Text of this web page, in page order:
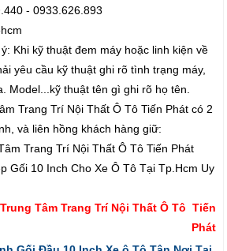
- 0933.626.893
Khi kỹ thuật đem máy hoặc linh kiện về
yêu cầu kỹ thuật ghi rõ tình trạng máy,
Model...kỹ thuật tên gì ghi rõ họ tên.
Trang Trí Nội Thất Ô Tô Tiến Phát có 2
và liên hồng khách hàng giữ:
Trang Trí Nội Thất Ô Tô Tiến Phát
Gối 10 Inch Cho Xe Ô Tô Tại Tp.Hcm Uy
Tâm Trang Trí Nội Thất Ô Tô Tiến
Phát